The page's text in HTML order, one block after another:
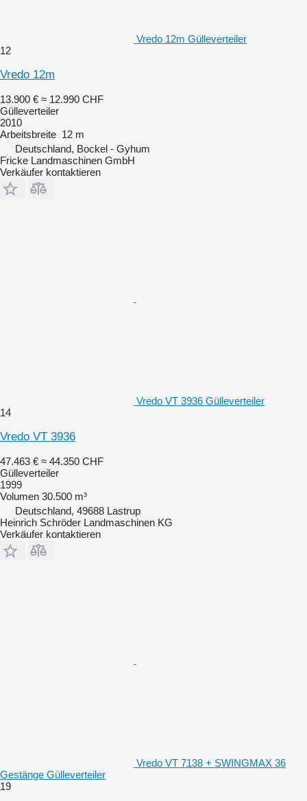
Vredo 12m Gülleverteiler
12
Vredo 12m
13.900 € ≈ 12.990 CHF
Gülleverteiler
2010
Arbeitsbreite 12 m
Deutschland, Bockel - Gyhum
Fricke Landmaschinen GmbH
Verkäufer kontaktieren
Vredo VT 3936 Gülleverteiler
14
Vredo VT 3936
47.463 € ≈ 44.350 CHF
Gülleverteiler
1999
Volumen 30.500 m³
Deutschland, 49688 Lastrup
Heinrich Schröder Landmaschinen KG
Verkäufer kontaktieren
Vredo VT 7138 + SWINGMAX 36
Gestänge Gülleverteiler
19